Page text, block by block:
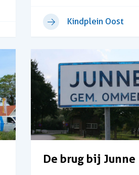
Kindplein Oost
De brug bij Junne